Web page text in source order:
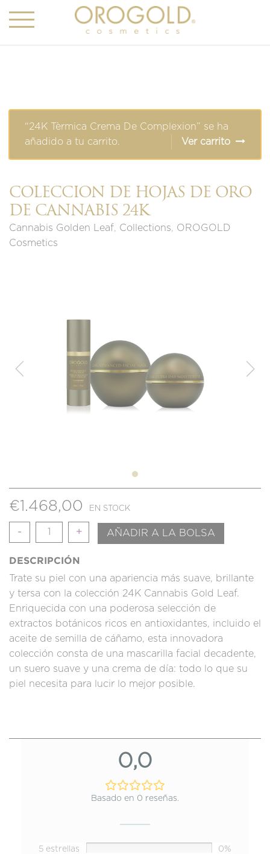
“24K Tèrmica Crema De Complexion” se ha
añadido a tu carrito.
Ver carrito
COLECCIÓN DE HOJAS DE ORO
DE CANNABIS 24K
Cannabis Golden Leaf Collections
OROGOLD
Cosmetics
€1.468,00 EN STOCK
Cantidad AÑADIR A LA BOLSA
DESCRIPCIÓN
Trate su piel con una apariencia más suave, brillante
y tersa con la colección 24K Cannabis Gold Leaf.
Enriquecida con una poderosa selección de
extractos botánicos ricos en antioxidantes, incluido el
aceite de semilla de cáñamo, esta innovadora
colección consta de una mascarilla facial decadente,
un suero suave y una crema de día: todo lo que su
piel necesita para lucir lo mejor posible.
0,0
Basado en 0 reseñas.
5 estrellas
0%